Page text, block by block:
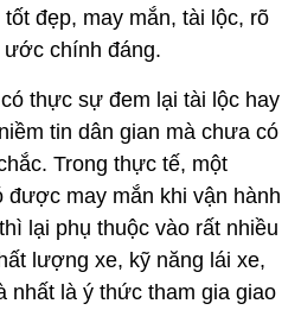
đẹp, may mắn, tài lộc, rõ
chính đáng.
thực sự đem lại tài lộc hay
tin dân gian mà chưa có
Trong thực tế, một
được may mắn khi vận hành
lại phụ thuộc vào rất nhiều
lượng xe, kỹ năng lái xe,
nhất là ý thức tham gia giao